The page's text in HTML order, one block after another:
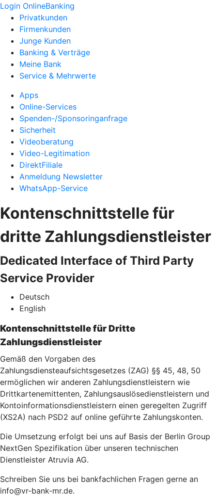
Login OnlineBanking
Privatkunden
Firmenkunden
Junge Kunden
Banking & Verträge
Meine Bank
Service & Mehrwerte
Apps
Online-Services
Spenden-/Sponsoringanfrage
Sicherheit
Videoberatung
Video-Legitimation
DirektFiliale
Anmeldung Newsletter
WhatsApp-Service
Kontenschnittstelle für
dritte Zahlungsdienstleister
Dedicated Interface of Third Party
Service Provider
Deutsch
English
Kontenschnittstelle für Dritte
Zahlungsdienstleister
Gemäß den Vorgaben des
Zahlungsdiensteaufsichtsgesetzes (ZAG) §§ 45, 48, 50
ermöglichen wir anderen Zahlungsdienstleistern wie
Drittkartenemittenten, Zahlungsauslösedienstleistern und
Kontoinformationsdienstleistern einen geregelten Zugriff
(XS2A) nach PSD2 auf online geführte Zahlungskonten.
Die Umsetzung erfolgt bei uns auf Basis der Berlin Group
NextGen Spezifikation über unseren technischen
Dienstleister Atruvia AG.
Schreiben Sie uns bei bankfachlichen Fragen gerne an
info@vr-bank-mr.de.